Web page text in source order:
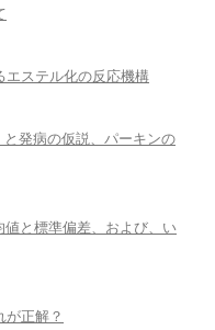
エステル化の反応機構
発病の仮説、パーキンの
と標準偏差、および、い
が正解？